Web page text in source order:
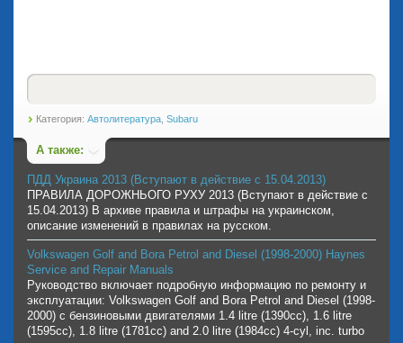
Категория: Автолитература Subaru
А также:
ПДД Украина 2013 (Вступают в действие с 15.04.2013)
ПРАВИЛА ДОРОЖНЬОГО РУХУ 2013 (Вступают в действие с
15.04.2013) В архиве правила и штрафы на украинском,
описание изменений в правилах на русском.
Volkswagen Golf and Bora Petrol and Diesel (1998-2000) Haynes
Service and Repair Manuals
Руководство включает подробную информацию по ремонту и
эксплуатации: Volkswagen Golf and Bora Petrol and Diesel (1998-
2000) с бензиновыми двигателями 1.4 litre (1390cc), 1.6 litre
(1595cc), 1.8 litre (1781cc) and 2.0 litre (1984cc) 4-cyl, inc. turbo